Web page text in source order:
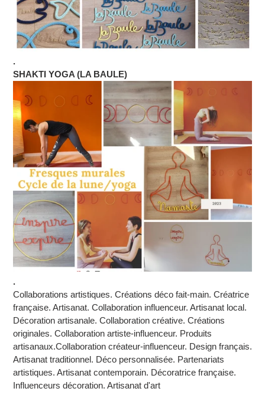
.
SHAKTI YOGA (LA BAULE)
.
Collaborations artistiques. Créations déco fait-main. Créatrice
française. Artisanat. Collaboration influenceur. Artisanat local.
Décoration artisanale. Collaboration créative. Créations
originales. Collaboration artiste-influenceur. Produits
artisanaux.Collaboration créateur-influenceur. Design français.
Artisanat traditionnel. Déco personnalisée. Partenariats
artistiques. Artisanat contemporain. Décoratrice française.
Influenceurs décoration. Artisanat d'art